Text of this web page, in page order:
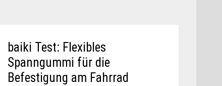
baiki Test: Flexibles
Spanngummi für die
Befestigung am Fahrrad